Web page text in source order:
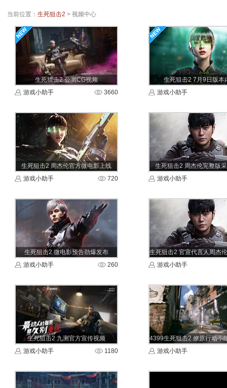
当前位置： 生死狙击2 > 视频中心
生死狙击2 公测CG视频
游戏小助手
3660
生死狙击2 7月9日版本
游戏小助手
生死狙击2 周杰伦官方微电影上线
游戏小助手
720
生死狙击2 周杰伦完整版
游戏小助手
生死狙击2 微电影预告劲爆发布
游戏小助手
260 游戏小助手
生死狙击2 九测官方宣传视频
游戏小助手
1180 游戏小助手